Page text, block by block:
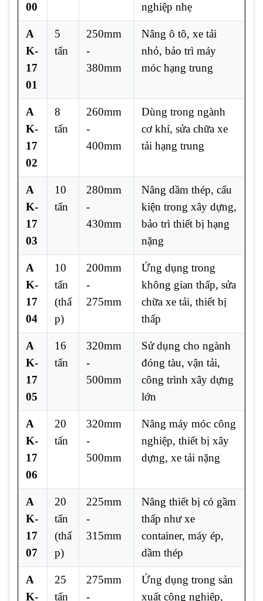
00
nghiệp nhẹ
A
K-
17
01
5
tấn
250mm
-
380mm
Nâng ô tô, xe tải
nhỏ, bảo trì máy
móc hạng trung
A
K-
17
02
8
tấn
260mm
-
400mm
Dùng trong ngành
cơ khí, sửa chữa xe
tải hạng trung
A
K-
17
03
10
tấn
280mm
-
430mm
Nâng dầm thép, cấu
kiện trong xây dựng,
bảo trì thiết bị hạng
nặng
A
K-
17
04
10
tấn
(thấ
p)
200mm
-
275mm
Ứng dụng trong
không gian thấp, sửa
chữa xe tải, thiết bị
thấp
A
K-
17
05
16
tấn
320mm
-
500mm
Sử dụng cho ngành
đóng tàu, vận tải,
công trình xây dựng
lớn
A
K-
17
06
20
tấn
320mm
-
500mm
Nâng máy móc công
nghiệp, thiết bị xây
dựng, xe tải nặng
A
K-
17
07
20
tấn
(thấ
p)
225mm
-
315mm
Nâng thiết bị có gầm
thấp như xe
container, máy ép,
dầm thép
A
K-
25
tấn
275mm
-
Ứng dụng trong sản
xuất công nghiệp,